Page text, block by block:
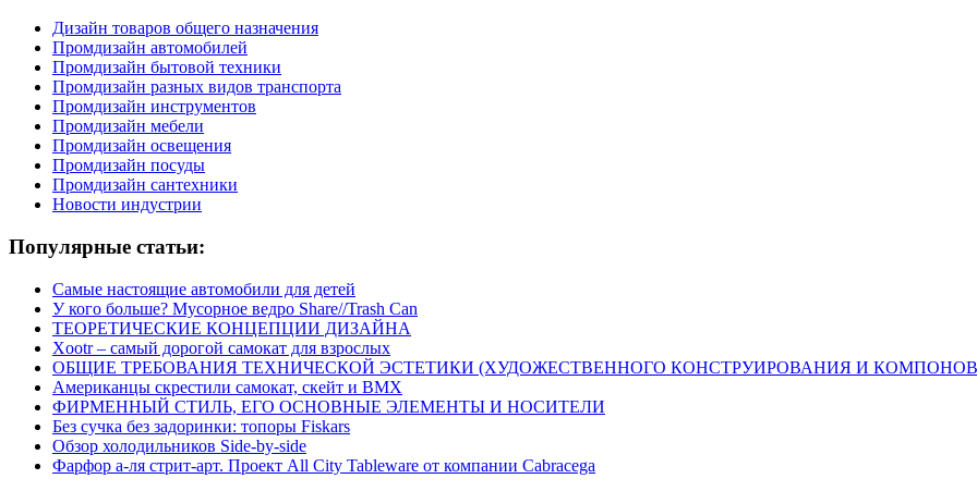
Дизайн товаров общего назначения
Промдизайн автомобилей
Промдизайн бытовой техники
Промдизайн разных видов транспорта
Промдизайн инструментов
Промдизайн мебели
Промдизайн освещения
Промдизайн посуды
Промдизайн сантехники
Новости индустрии
Популярные статьи:
Самые настоящие автомобили для детей
У кого больше? Мусорное ведро Share//Trash Can
ТЕОРЕТИЧЕСКИЕ КОНЦЕПЦИИ ДИЗАЙНА
Xootr – самый дорогой самокат для взрослых
ОБЩИЕ ТРЕБОВАНИЯ ТЕХНИЧЕСКОЙ ЭСТЕТИКИ (ХУДОЖЕСТВЕННОГО КОНСТРУИРОВАНИЯ И
Американцы скрестили самокат, скейт и BMX
ФИРМЕННЫЙ СТИЛЬ, ЕГО ОСНОВНЫЕ ЭЛЕМЕНТЫ И НОСИТЕЛИ
Без сучка без задоринки: топоры Fiskars
Обзор холодильников Side-by-side
Фарфор а-ля стрит-арт. Проект All City Tableware от компании Cabracega